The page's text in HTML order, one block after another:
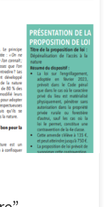
proposition de loi
en avril
l’accès à
cas de pénétration
illustré […]